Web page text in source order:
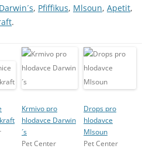
Darwin´s, Pfiffikus, Mlsoun, Apetit,
.
Krmivo pro
hlodavce Darwin
´s
Pet Center
Drops pro
hlodavce
Mlsoun
Pet Center